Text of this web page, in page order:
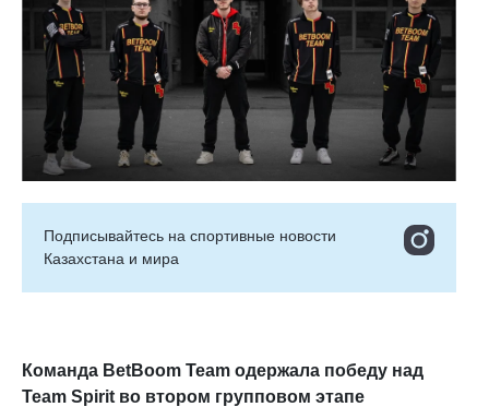
Подписывайтесь на cпортивные новости
Казахстана и мира
Команда BetBoom Team одержала победу над
Team Spirit во втором групповом этапе